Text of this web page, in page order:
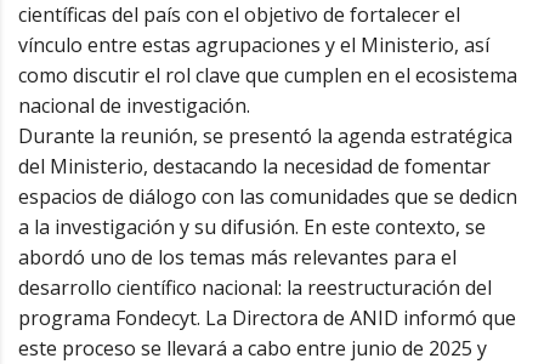
científicas del país con el objetivo de fortalecer el
vínculo entre estas agrupaciones y el Ministerio, así
como discutir el rol clave que cumplen en el ecosistema
nacional de investigación.
Durante la reunión, se presentó la agenda estratégica
del Ministerio, destacando la necesidad de fomentar
espacios de diálogo con las comunidades que se dedicn
a la investigación y su difusión. En este contexto, se
abordó uno de los temas más relevantes para el
desarrollo científico nacional: la reestructuración del
programa Fondecyt. La Directora de ANID informó que
este proceso se llevará a cabo entre junio de 2025 y